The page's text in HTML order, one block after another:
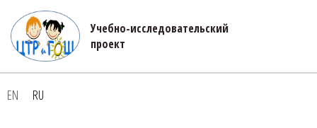
Учебно-исследовательский
проект
EN RU